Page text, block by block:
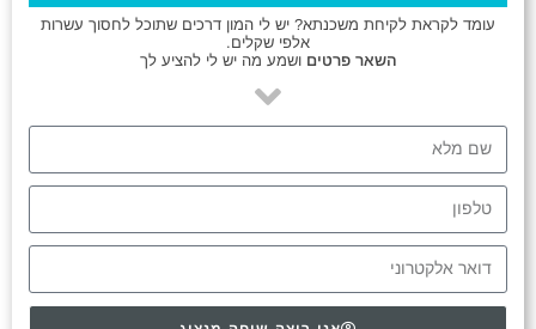
עומד לקראת לקיחת משכנתא? יש לי המון דרכים שתוכל לחסוך עשרות
אלפי שקלים.
השאר פרטים ושמע מה יש לי להציע לך